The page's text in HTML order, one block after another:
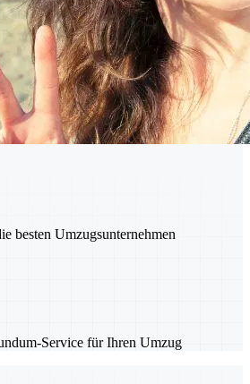
besten Umzugsunternehmen
Service für Ihren Umzug